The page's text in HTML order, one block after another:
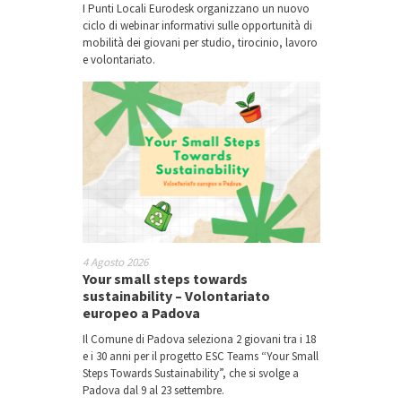
I Punti Locali Eurodesk organizzano un nuovo
ciclo di webinar informativi sulle opportunità di
mobilità dei giovani per studio, tirocinio, lavoro
e volontariato.
4 Agosto 2026
Your small steps towards
sustainability – Volontariato
europeo a Padova
Il Comune di Padova seleziona 2 giovani tra i 18
e i 30 anni per il progetto ESC Teams “Your Small
Steps Towards Sustainability”, che si svolge a
Padova dal 9 al 23 settembre.